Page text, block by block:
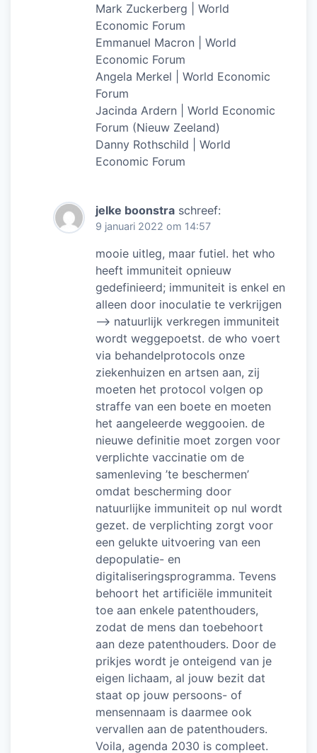
Mark Zuckerberg | World
Economic Forum
Emmanuel Macron | World
Economic Forum
Angela Merkel | World Economic
Forum
Jacinda Ardern | World Economic
Forum (Nieuw Zeeland)
Danny Rothschild | World
Economic Forum
jelke boonstra schreef:
9 januari 2022 om 14:57
mooie uitleg, maar futiel. het who
heeft immuniteit opnieuw
gedefinieerd; immuniteit is enkel en
alleen door inoculatie te verkrijgen
–> natuurlijk verkregen immuniteit
wordt weggepoetst. de who voert
via behandelprotocols onze
ziekenhuizen en artsen aan, zij
moeten het protocol volgen op
straffe van een boete en moeten
het aangeleerde weggooien. de
nieuwe definitie moet zorgen voor
verplichte vaccinatie om de
samenleving ’te beschermen’
omdat bescherming door
natuurlijke immuniteit op nul wordt
gezet. de verplichting zorgt voor
een gelukte uitvoering van een
depopulatie- en
digitaliseringsprogramma. Tevens
behoort het artificiële immuniteit
toe aan enkele patenthouders,
zodat de mens dan toebehoort
aan deze patenthouders. Door de
prikjes wordt je onteigend van je
eigen lichaam, al jouw bezit dat
staat op jouw persoons- of
mensennaam is daarmee ook
vervallen aan de patenthouders.
Voila, agenda 2030 is compleet.